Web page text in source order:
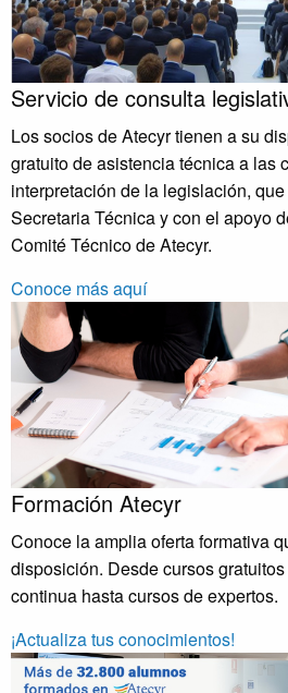
Servicio de consulta
Los socios de Atecyr tienen a su
gratuito de asistencia técnica a las
interpretación de la legislación,
Secretaria Técnica y con el apoyo
Comité Técnico de Atecyr.
Conoce más aquí
Formación Atecyr
Conoce la amplia oferta formativa
disposición. Desde cursos
continua hasta cursos de expertos.
¡Actualiza tus conocimientos!